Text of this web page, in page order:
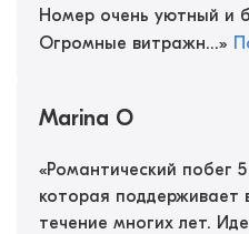
Номер очень уютный и
Огромные витражн...»
Marina O
«Романтический побег
которая поддерживает
течение многих лет.